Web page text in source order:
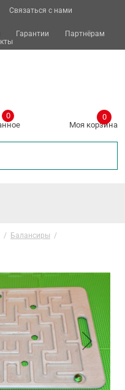
Связаться с нами
Гарантии
Партнёрам
0
Моя корзина
0
/ Балансиры /